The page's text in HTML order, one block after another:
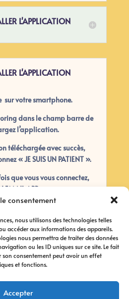
consentement
nous utilisons des technologies telles
accéder aux informations des appareils.
nous permettra de traiter des données
ou les ID uniques sur ce site. Le fait
son consentement peut avoir un effet
et fonctions.
Accepter
L'APPLICATION
L'APPLICATION
sur votre smartphone.
dans le champ barre de
l’application.
téléchargée avec succès,
« JE SUIS UN PATIENT ».
que vous vous connectez,
EMAIL APP » pour vous
l’e-mail de bienvenue que
fois que vous vous
« UTILISER LE MOT DE
» et connectez-
et votre mot de passe
de votre famille avec